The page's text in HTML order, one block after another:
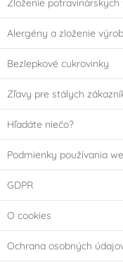
IT
HU
-
Itálie
Zloženie potravinárskych
Alergény a zloženie
Bezlepkové cukrovinky
Zľavy pre stálych
Hľadáte niečo?
Podmienky používania
GDPR
O cookies
Ochrana osobných